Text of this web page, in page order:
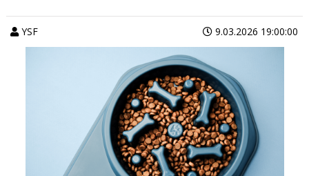
YSF 9.03.2026 19:00:00